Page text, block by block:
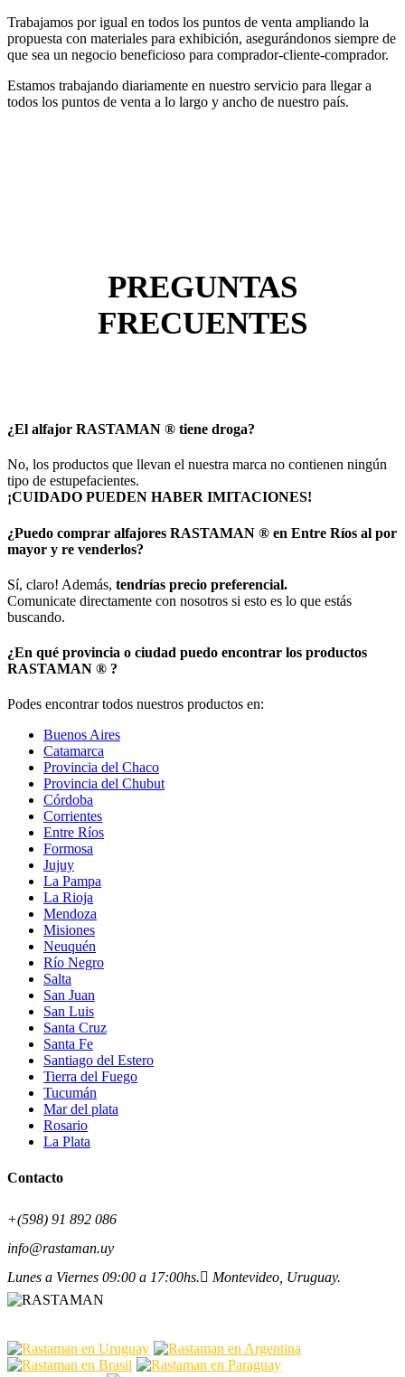
Trabajamos por igual en todos los puntos de venta ampliando la
propuesta con materiales para exhibición, asegurándonos siempre de
que sea un negocio beneficioso para comprador-cliente-comprador.
Estamos trabajando diariamente en nuestro servicio para llegar a
todos los puntos de venta a lo largo y ancho de nuestro país.
PREGUNTAS
FRECUENTES
¿El alfajor RASTAMAN ®️ tiene droga?
No, los productos que llevan el nuestra marca no contienen ningún
tipo de estupefacientes.
¡CUIDADO PUEDEN HABER IMITACIONES!
¿Puedo comprar alfajores RASTAMAN ®️ en Entre Ríos al por
mayor y re venderlos?
Sí, claro! Además, tendrías precio preferencial.
Comunicate directamente con nosotros si esto es lo que estás
buscando.
¿En qué provincia o ciudad puedo encontrar los productos
RASTAMAN ®️ ?
Podes encontrar todos nuestros productos en:
Buenos Aires
Catamarca
Provincia del Chaco
Provincia del Chubut
Córdoba
Corrientes
Entre Ríos
Formosa
Jujuy
La Pampa
La Rioja
Mendoza
Misiones
Neuquén
Río Negro
Salta
San Juan
San Luis
Santa Cruz
Santa Fe
Santiago del Estero
Tierra del Fuego
Tucumán
Mar del plata
Rosario
La Plata
Contacto
+(598) 91 892 086
info@rastaman.uy
Lunes a Viernes 09:00 a 17:00hs.
Montevideo, Uruguay.